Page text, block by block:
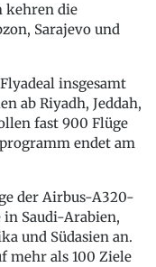
kehren die
Sarajevo und
insgesamt
ab Riyadh, Jeddah,
fast 900 Flüge
endet am
der Airbus-A320-
Saudi-Arabien,
und Südasien an.
mehr als 100 Ziele